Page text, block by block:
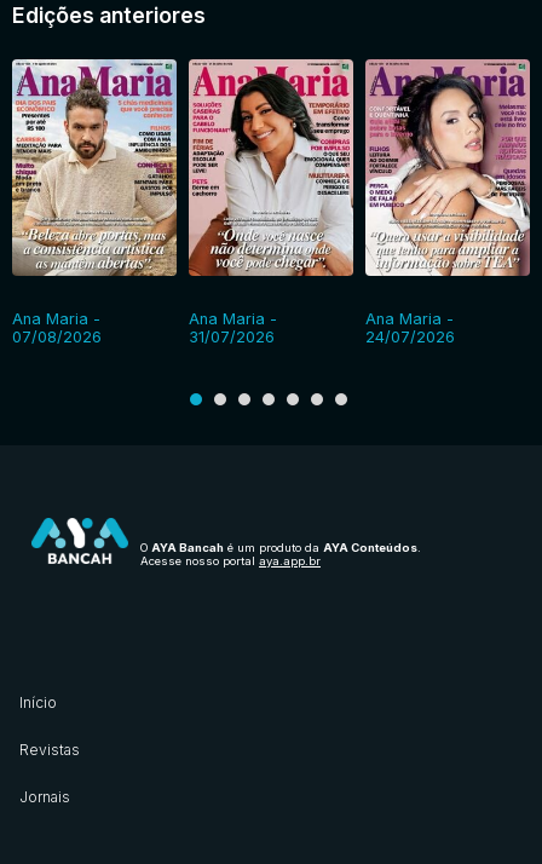
Edições anteriores
Ana Maria -
07/08/2026
Ana Maria -
31/07/2026
Ana Maria -
24/07/2026
O AYA Bancah é um produto da AYA Conteúdos
Acesse nosso portal aya.app.br
Início
Revistas
Jornais